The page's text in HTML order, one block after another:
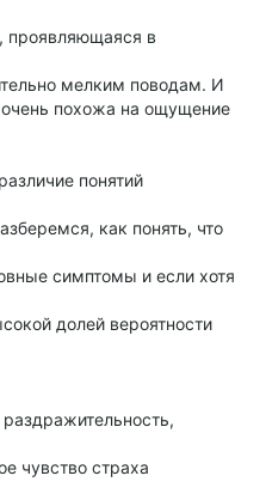
проявляющаяся в
мелким поводам. И
похожа на ощущение
понятий
как понять, что
симптомы и если хотя
долей вероятности
чувство страха